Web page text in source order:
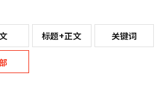
标题+正文 关键词